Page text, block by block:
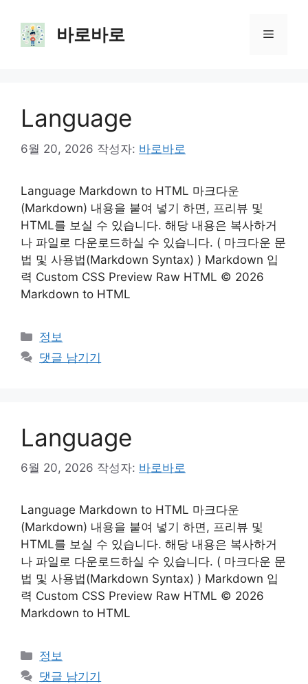
바로바로 메
Language
6월 20, 2026 작성자: 바로바로
Language Markdown to HTML 마크다운
(Markdown) 내용을 붙여 넣기 하면, 프리뷰 및
HTML를 보실 수 있습니다. 해당 내용은 복사하거
나 파일로 다운로드하실 수 있습니다. ( 마크다운 문
법 및 사용법(Markdown Syntax) ) Markdown 입
력 Custom CSS Preview Raw HTML © 2026
Markdown to HTML
카
테
고
정보
댓글 남기기
Language
6월 20, 2026 작성자: 바로바로
Language Markdown to HTML 마크다운
(Markdown) 내용을 붙여 넣기 하면, 프리뷰 및
HTML를 보실 수 있습니다. 해당 내용은 복사하거
나 파일로 다운로드하실 수 있습니다. ( 마크다운 문
법 및 사용법(Markdown Syntax) ) Markdown 입
력 Custom CSS Preview Raw HTML © 2026
Markdown to HTML
카
테
정보
댓글 남기기